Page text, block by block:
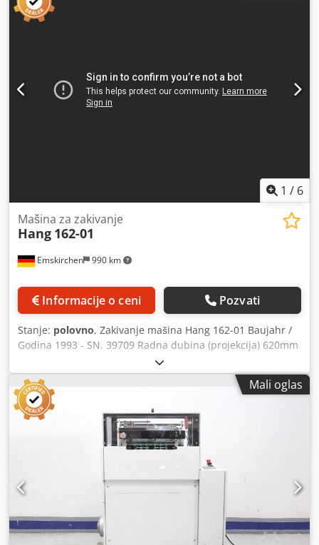
1 / 6
Emskirchen 990 km
Mašina za zakivanje
Hang 162-01
Informacije o ceni Pozvati
Stanje: polovno, Zakivanje mašina Hang 162-01 Baujahr /
Godina 1993 - SN. 39709 Radna dubina (projekcija) 620mm
Taktzeit / Vreme ciklusa 0,7sec Zakovica hod 55mm Radna
visina 1100mm Csdpfx Ajv D H Htop Asrf Prečnik zakovica
2-4mm Snaga pogona 0,37 kV Pogodan za obradu polu-
šuplje zakovice, čvrste zakovice, šuplje zakovice, cevasti
zakovice, dvokrake zakovice, Double šuplje zakovica
(zakovica kapa feeder), zakivanje mašina za srednje i velike
serije Pogodan za obradu polu-cevastih nitne, čvrste
zakovice, šuplje zakovice, cevasti zakovice, dve tačke
zakovice, dvostruke cevasti zakovice (dovod zakovice),
mašina za zakivanje za srednje i velike serije Online video
inspekcija od strane VhatsApp-a - MS Zoom - Telegram Na
lageru Emskirchen / Nürnberg - Dostupno odmah - Može
se testirati
Mali oglas